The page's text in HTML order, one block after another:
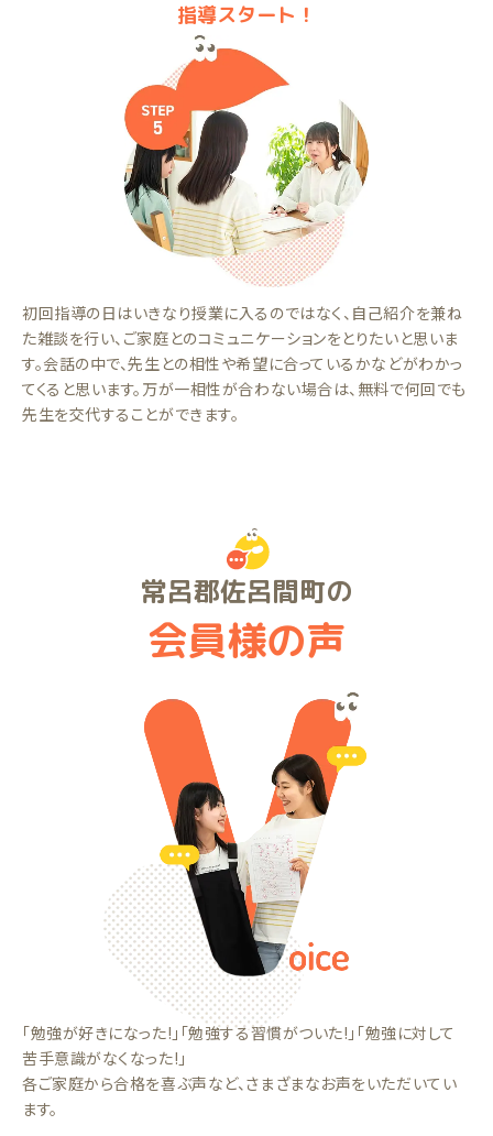
指導スタート！
初回指導の日はいきなり授業に入るのではなく、自己紹介を兼ね
た雑談を行い、ご家庭とのコミュニケーションをとりたいと思いま
す。会話の中で、先生との相性や希望に合っているかなどがわかっ
てくると思います。万が一相性が合わない場合は、無料で何回でも
先生を交代することができます。
常呂郡佐呂間町の
会員様の声
「勉強が好きになった!」「勉強する習慣がついた!」「勉強に対して
苦手意識がなくなった!」
各ご家庭から合格を喜ぶ声など、さまざまなお声をいただいてい
ます。